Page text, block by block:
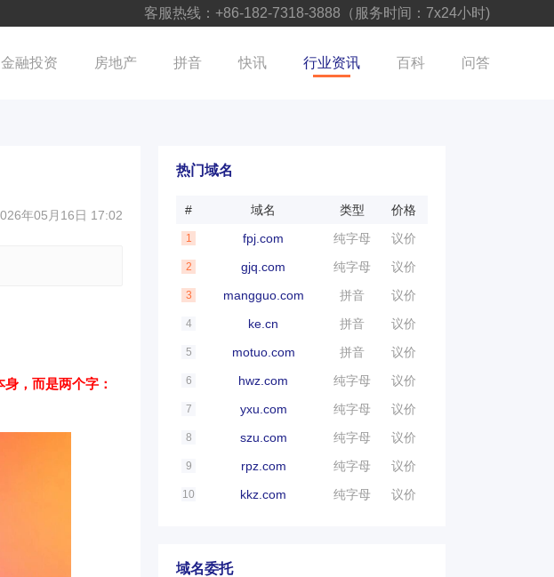
客服热线：+86-182-7318-3888（服务时间：7x24小时)
金融投资 房地产 拼音 快讯 行业资讯 百科 问答
年05月16日 17:02
，而是两个字：
热门域名
# 域名 类型 价格
1 fpj.com 纯字母 议价
2 gjq.com 纯字母 议价
3 mangguo.com 拼音 议价
4 ke.cn 拼音 议价
5 motuo.com 拼音 议价
6 hwz.com 纯字母 议价
7 yxu.com 纯字母 议价
8 szu.com 纯字母 议价
9 rpz.com 纯字母 议价
10 kkz.com 纯字母 议价
域名委托